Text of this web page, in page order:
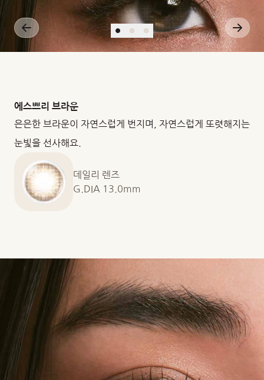
에스쁘리 브라운
은은한 브라운이 자연스럽게 번지며, 자연스럽게 또렷해지는
눈빛을 선사해요.
데일리 렌즈
G.DIA 13.0mm